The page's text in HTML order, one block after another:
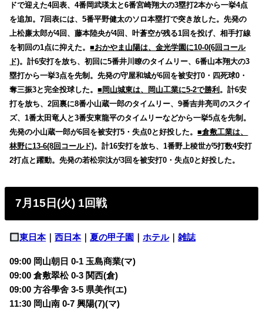
ドで迎えた4回表、4番岡武瑛太と6番宮崎翔大の3塁打2本から一挙4点
を追加。7回表には、5番平野健太のソロ本塁打で突き放した。先発の
上松廉太郎が4回、藤本陸央が4回、叶蒼空が残る1回を投げ、相手打線
を初回の1点に抑えた。■おかやま山陽は、金光学園に10-0(6回コール
ド)。計6安打を放ち、初回に5番井川瞭のタイムリー、6番山本翔大の3
塁打から一挙3点を先制。先発の守屋和城が6回を被安打0・四死球0・
奪三振3と完全投球した。■岡山城東は、岡山工業に5-2で勝利 。計6安
打を放ち、2回裏に8番小山蔵一郎のタイムリー、9番吉井亮司のスクイ
ズ、1番太田竜人と3番安東龍平のタイムリーなどから一挙5点を先制。
先発の小山蔵一郎が6回を被安打5・失点0と好投した。■倉敷工業は、
林野に13-6(8回コールド)。計16安打を放ち、1番野上稜世が5打数4安打
2打点と躍動。先発の若松宗汰が3回を被安打0・失点0と好投した。
7月15日(火) 1回戦
東日本｜西日本｜夏の甲子園 ｜ホテル｜雑誌
09:00 岡山朝日 0-1 玉島商業(マ)
09:00 倉敷翠松 0-3 関西(倉)
09:00 方谷學舍 3-5 県美作(エ)
11:30 岡山南 0-7 興陽(7)(マ)